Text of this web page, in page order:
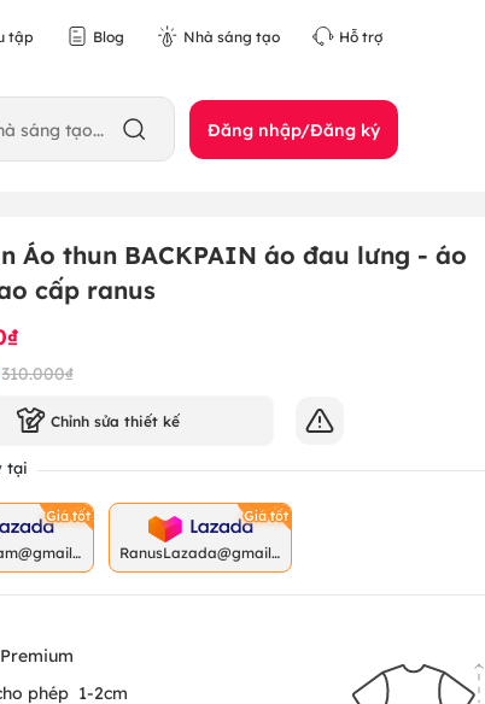
tập Blog Nhà sáng tạo Hỗ trợ
Đăng nhập/Đăng ký
Áo thun BACKPAIN áo đau lưng - áo
cấp ranus
310.000₫
Chỉnh sửa thiết kế
tại
RanusLazada@gmail.
com
phép 1-2cm